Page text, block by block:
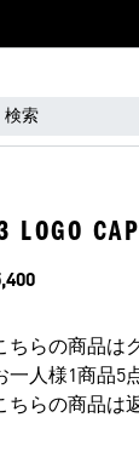
LOGO CAP
ちらの商品は
一人様1商品5
ちらの商品は